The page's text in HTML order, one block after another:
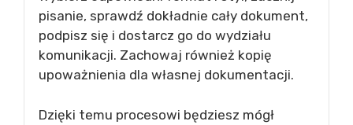
pisanie, sprawdź dokładnie cały dokument,
podpisz się i dostarcz go do wydziału
komunikacji. Zachowaj również kopię
upoważnienia dla własnej dokumentacji.
Dzięki temu procesowi będziesz mógł